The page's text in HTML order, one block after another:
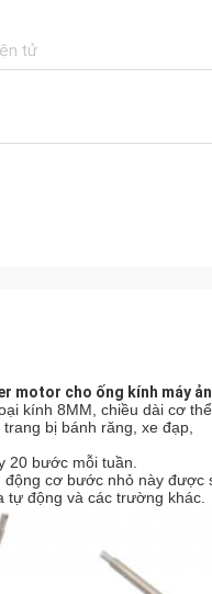
motor cho ống kính máy
kính 8MM, chiều dài cơ
bị bánh răng, xe đạp,
20 bước mỗi tuần.
cơ bước nhỏ này
tự động và các trường khác.